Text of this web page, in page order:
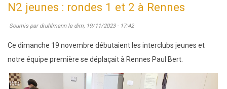
2023
:
compétitions
Jeunes
résultats
N2 jeunes : rondes 1 et 2 à Rennes
Soumis par druhlmannle dim, 19/11/2023 - 17:42
Ce dimanche 19 novembre débutaient les interclubs jeunes et
notre équipe première se déplaçait à Rennes Paul Bert.